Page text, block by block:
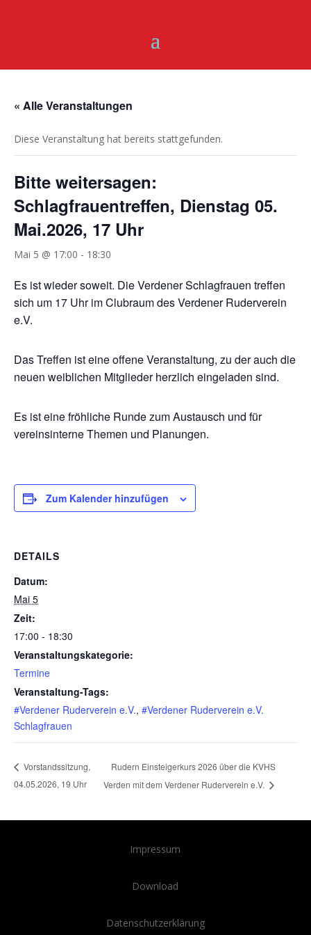
« Alle Veranstaltungen
Diese Veranstaltung hat bereits stattgefunden.
Bitte weitersagen:
Schlagfrauentreffen, Dienstag 05.
Mai.2026, 17 Uhr
Mai 5 @ 17:00 - 18:30
Es ist wieder soweit. Die Verdener Schlagfrauen treffen
sich um 17 Uhr im Clubraum des Verdener Ruderverein
e.V.
Das Treffen ist eine offene Veranstaltung, zu der auch die
neuen weiblichen Mitglieder herzlich eingeladen sind.
Es ist eine fröhliche Runde zum Austausch und für
vereinsinterne Themen und Planungen.
Zum Kalender hinzufügen
DETAILS
Datum:
Mai 5
Zeit:
17:00 - 18:30
Veranstaltungskategorie:
Termine
Veranstaltung-Tags:
#Verdener Ruderverein e.V., #Verdener Ruderverein e.V.
Schlagfrauen
Vorstandssitzung,
04.05.2026, 19 Uhr
Rudern Einsteigerkurs 2026 über die KVHS
Verden mit dem Verdener Ruderverein e.V.
Impressum
Download
Datenschutzerklärung